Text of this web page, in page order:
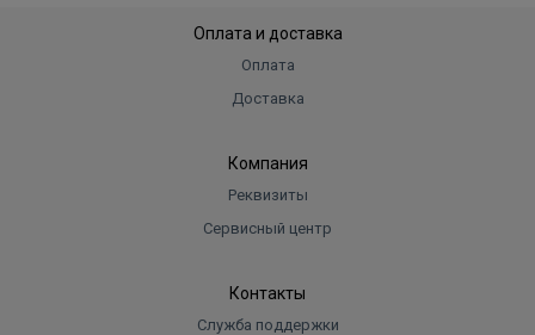
Оплата и доставка
Оплата
Доставка
Компания
Реквизиты
Сервисный центр
Контакты
Служба поддержки